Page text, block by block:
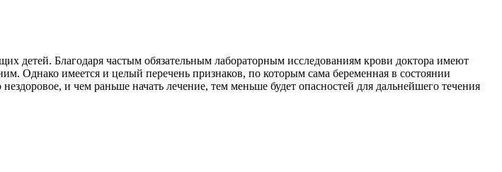
детей. Благодаря частым обязательным лабораторным исследованиям крови доктора имеют
Однако имеется и целый перечень признаков, по которым сама беременная в состоянии
и чем раньше начать лечение, тем меньше будет опасностей для дальнейшего течения